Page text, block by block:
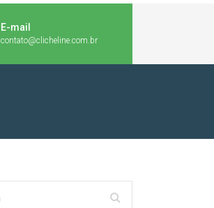
E-mail
contato@clicheline.com.br